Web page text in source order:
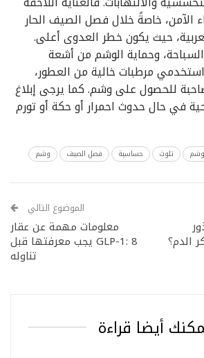
الآمن، خاصةً خلال فصل الصيف الحار
حيث يكون خطر العدوى أعلى.
وحماية الوشم من أشعة
مرطبات خالية من العطور،
للحصول على وشم. كما يرجى إبلاغ
في حال حدوث احمرار أو حكة أو تورم
تلوث حساسية فصل الصيف وشم
الدم؟
الموضوع التالي
معلومات مهمة عن عقار
GLP-1: 8 يجب معرفتها قبل
تناوله
أيضا قراءة